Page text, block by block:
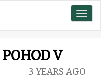
V
3 YEARS AGO